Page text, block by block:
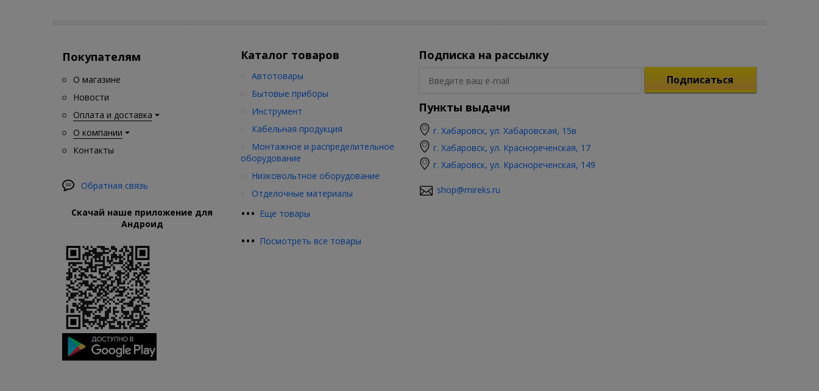
Покупателям
О магазине
Новости
Оплата и доставка
О компании
Контакты
Обратная связь
Скачай наше приложение для
Андроид
Каталог товаров
••• Еще товары
Автотовары
Бытовые приборы
Инструмент
Кабельная продукция
Монтажное и распределительное
оборудование
Низковольтное оборудование
Отделочные материалы
••• Посмотреть все товары
Подписка на рассылку
Подписаться
Пункты выдачи
г. Хабаровск, ул. Хабаровская, 15в
г. Хабаровск, ул. Краснореченская, 17
г. Хабаровск, ул. Краснореченская, 149
shop@mireks.ru